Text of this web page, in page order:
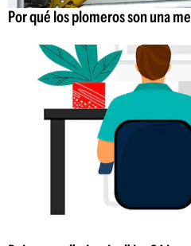
Por qué los plomeros son una